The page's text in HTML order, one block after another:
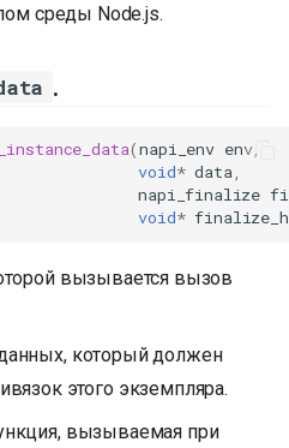
среды Node.js.
.
(napi_env env,
void* data,
napi_finalize
void*
вызывается вызов
который должен
этого экземпляра.
вызываемая при